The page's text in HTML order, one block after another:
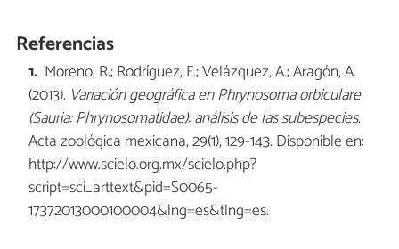
Referencias
Moreno, R.; Rodríguez, F.; Velázquez, A.; Aragón, A.
(2013). Variación geográfica enPhrynosoma orbiculare
(Sauria: Phrynosomatidae): análisis de las subespecies.
Acta zoológica mexicana, 29(1), 129-143. Disponible en:
http://www.scielo.org.mx/scielo.php?
script=sci_arttext&pid=S0065-
17372013000100004&lng=es&tlng=es.